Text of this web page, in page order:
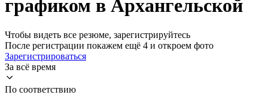
графиком в Архангельской
Чтобы видеть все резюме, зарегистрируйтесь
После регистрации покажем ещё 4 и откроем фото
Зарегистрироваться
За всё время
По соответствию